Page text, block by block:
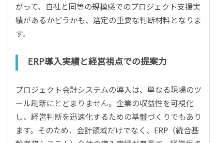
がって、自社と同等の規模感でのプロジェクト支援実
績があるかどうかも、選定の重要な判断材料となりま
す。
ERP導入実績と経営視点での提案力
プロジェクト会計システムの導入は、単なる現場のツ
ール刷新にとどまりません。企業の収益性を可視化
し、経営判断を迅速化するための基盤づくりでもあり
ます。そのため、会計領域だけでなく、ERP（統合基